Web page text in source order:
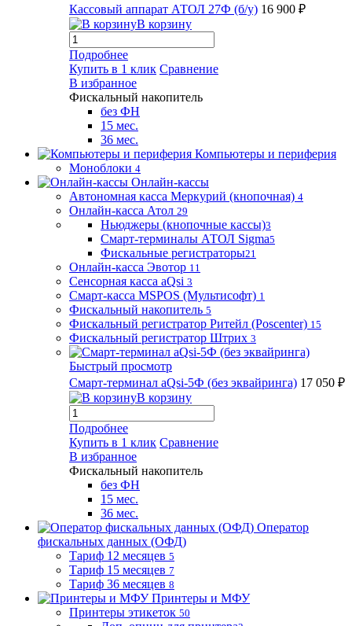
Кассовый аппарат АТОЛ 27Ф (б/у) 16 900 ₽
В корзину
Подробнее
Купить в 1 клик Сравнение
В избранное
Фискальный накопитель
без ФН
15 мес.
36 мес.
Компьютеры и периферия
Моноблоки 4
Онлайн-кассы
Автономная касса Меркурий (кнопочная) 4
Онлайн-касса Атол 29
Ньюджеры (кнопочные кассы)3
Смарт-терминалы АТОЛ Sigma5
Фискальные регистраторы21
Онлайн-касса Эвотор 11
Сенсорная касса aQsi 3
Смарт-касса MSPOS (Мультисофт) 1
Фискальный накопитель 5
Фискальный регистратор Ритейл (Poscenter) 15
Фискальный регистратор Штрих 3
Быстрый просмотр
Смарт-терминал aQsi-5Ф (без эквайринга) 17 050 ₽
В корзину
Подробнее
Купить в 1 клик Сравнение
В избранное
Фискальный накопитель
без ФН
15 мес.
36 мес.
Оператор
фискальных данных (ОФД)
Тариф 12 месяцев 5
Тариф 15 месяцев 7
Тариф 36 месяцев 8
Принтеры и МФУ
Принтеры этикеток 50